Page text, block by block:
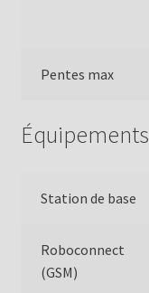
Pentes max
Équipements
Station de base
Roboconnect
(GSM)